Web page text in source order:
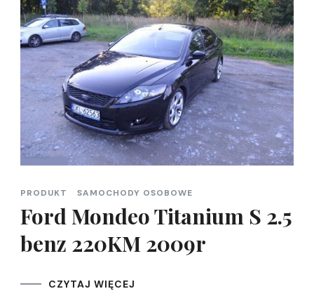
PRODUKT SAMOCHODY OSOBOWE
Ford Mondeo Titanium S 2.5
benz 220KM 2009r
CZYTAJ WIĘCEJ